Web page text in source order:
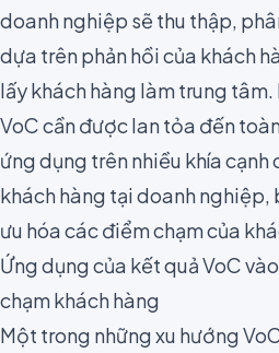
doanh nghiệp sẽ thu thập,
dựa trên phản hồi của khách
lấy khách hàng làm trung tâm.
VoC cần được lan tỏa đến
ứng dụng trên nhiều khía
khách hàng tại doanh
ưu hóa các điểm chạm của
Ứng dụng của kết quả VoC
chạm khách hàng
Một trong những xu hướng